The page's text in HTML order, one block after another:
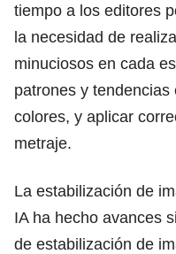
tiempo a los editores
la necesidad de
minuciosos en cada
patrones y
colores, y aplicar
metraje.
La estabilización de
IA ha hecho avances
de estabilización de